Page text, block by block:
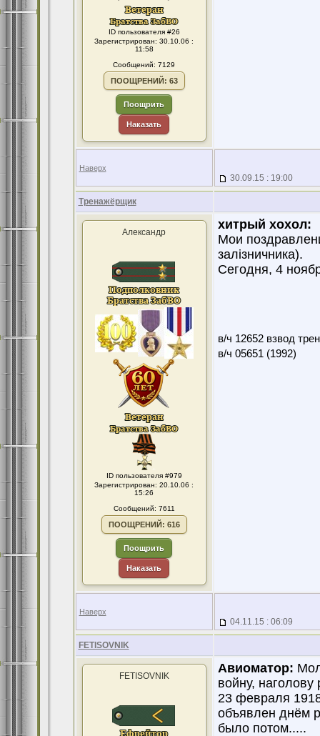
ID пользователя #26
Зарегистрирован: 30.10.06 :
11:58
Сообщений: 7129
ПООЩРЕНИЙ: 63
Поощрить
Наказать
Наверх
30.09.15 : 19:00
Тренажёрщик
Александр
ID пользователя #979
Зарегистрирован: 20.10.06 :
15:26
Сообщений: 7611
ПООЩРЕНИЙ: 616
Поощрить
Наказать
хитрый хохол:
Мои
залізничника).
Сегодня, 4
в/ч 12652 взвод
в/ч 05651 (1992)
Наверх
04.11.15 : 06:09
FETISOVNIK
FETISOVNIK
Авиоматор:
войну,
23 февраля
объявлен днём
было потом.....